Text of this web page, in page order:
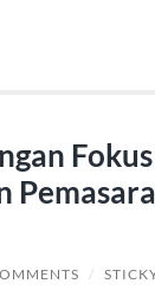
Fokus
/